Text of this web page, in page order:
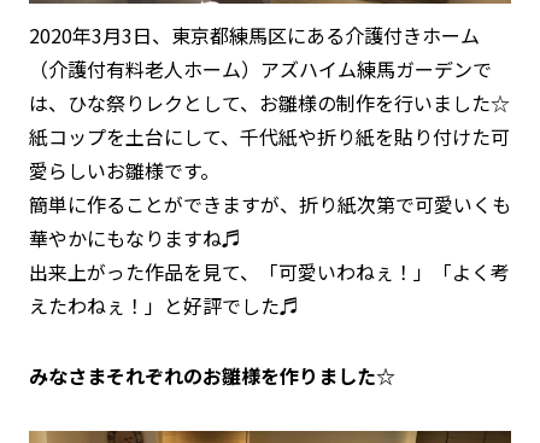
2020年3月3日、東京都練馬区にある介護付きホーム
（介護付有料老人ホーム）アズハイム練馬ガーデンで
は、ひな祭りレクとして、お雛様の制作を行いました☆
紙コップを土台にして、千代紙や折り紙を貼り付けた可
愛らしいお雛様です。
簡単に作ることができますが、折り紙次第で可愛いくも
華やかにもなりますね♬
出来上がった作品を見て、「可愛いわねぇ！」「よく考
えたわねぇ！」と好評でした♬
みなさまそれぞれのお雛様を作りました☆